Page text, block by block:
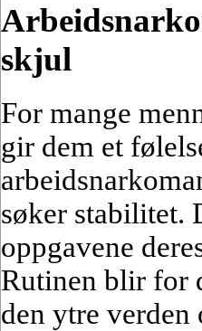
skjul
For mange
gir dem et
søker stabilitet.
oppgavene
Rutinen blir for
den ytre verden